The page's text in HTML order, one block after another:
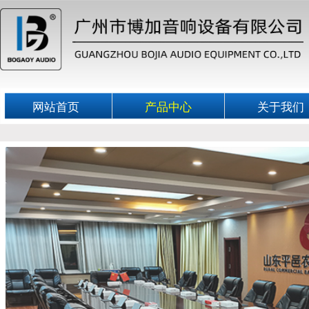
网站首页 产品中心 关于我们